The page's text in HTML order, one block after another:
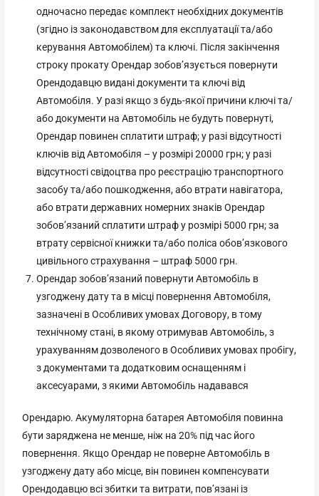
одночасно передає комплект необхідних документів
(згідно із законодавством для експлуатації та/або
керування Автомобілем) та ключі. Після закінчення
строку прокату Орендар зобов’язується повернути
Орендодавцю видані документи та ключі від
Автомобіля. У разі якщо з будь-якої причини ключі та/
або документи на Автомобіль не будуть повернуті,
Орендар повинен сплатити штраф; у разі відсутності
ключів від Автомобіля – у розмірі 20000 грн; у разі
відсутності свідоцтва про реєстрацію транспортного
засобу та/або пошкодження, або втрати навігатора,
або втрати державних номерних знаків Орендар
зобов’язаний сплатити штраф у розмірі 5000 грн; за
втрату сервісної книжки та/або поліса обов’язкового
цивільного страхування – штраф 5000 грн.
Орендар зобов’язаний повернути Автомобіль в
узгоджену дату та в місці повернення Автомобіля,
зазначені в Особливих умовах Договору, в тому
технічному стані, в якому отримував Автомобіль, з
урахуванням дозволеного в Особливих умовах пробігу,
з документами та додатковим оснащенням і
аксесуарами, з якими Автомобіль надавався
Орендарю. Акумуляторна батарея Автомобіля повинна
бути заряджена не менше, ніж на 20% під час його
повернення. Якщо Орендар не поверне Автомобіль в
узгоджену дату або місце, він повинен компенсувати
Орендодавцю всі збитки та витрати, пов’язані із